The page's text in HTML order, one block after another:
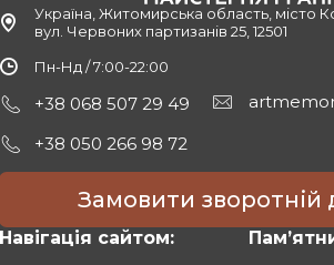
Україна, Житомирська область, місто
вул. Червоних партизанів 25, 12501
Пн-Нд / 7:00-22:00
+38 068 507 29 49
+38 050 266 98 72
Замовити зворотній
Навігація сайтом: